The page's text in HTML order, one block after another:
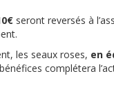
seront reversés à
les seaux roses, en
complétera